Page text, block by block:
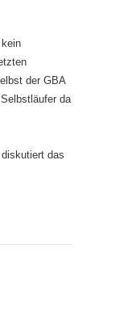
der GBA
da
das